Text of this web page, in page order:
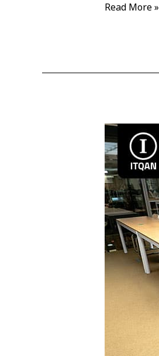
Read More »
تاسيس
شركة
فى
دبى
للاجانب